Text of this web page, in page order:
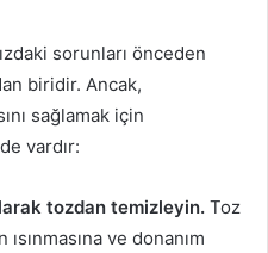
sorunları önceden
biridir. Ancak,
sağlamak için
vardır:
tozdan temizleyin. Toz
ve donanım